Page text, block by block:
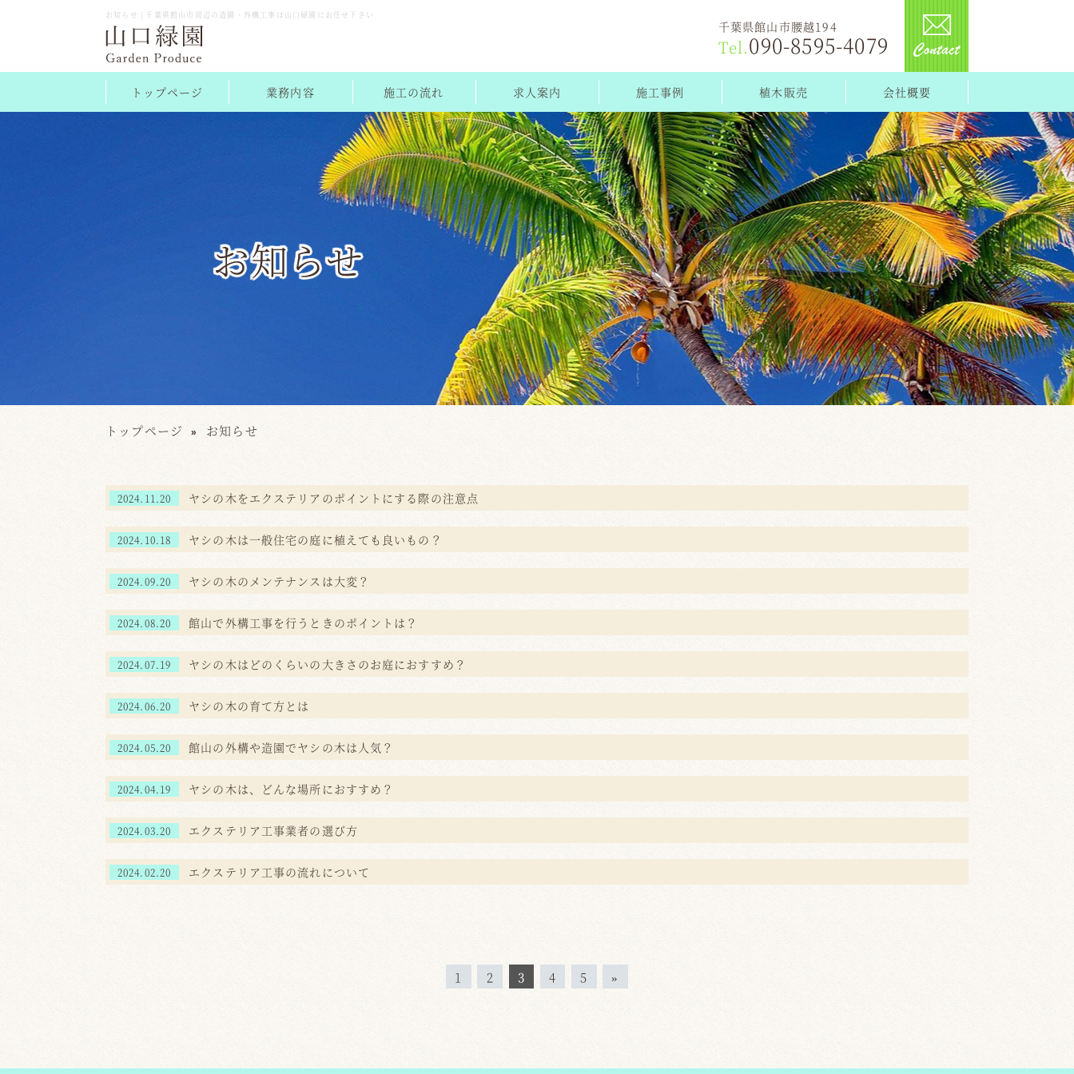
お知らせ | 千葉県館山市周辺の造園・外構工事は山口緑園にお任せ下さい
千葉県館山市腰越194
Tel.090-8595-4079
トップページ 業務内容 施工の流れ 求人案内 施工事例 植木販売 会社概要
お知らせ
トップページ お知らせ
2024.11.20 ヤシの木をエクステリアのポイントにする際の注意点
2024.10.18 ヤシの木は一般住宅の庭に植えても良いもの？
2024.09.20 ヤシの木のメンテナンスは大変？
2024.08.20 館山で外構工事を行うときのポイントは？
2024.07.19 ヤシの木はどのくらいの大きさのお庭におすすめ？
2024.06.20 ヤシの木の育て方とは
2024.05.20 館山の外構や造園でヤシの木は人気？
2024.04.19 ヤシの木は、どんな場所におすすめ？
2024.03.20 エクステリア工事業者の選び方
2024.02.20 エクステリア工事の流れについて
1 2 3 4 5 »